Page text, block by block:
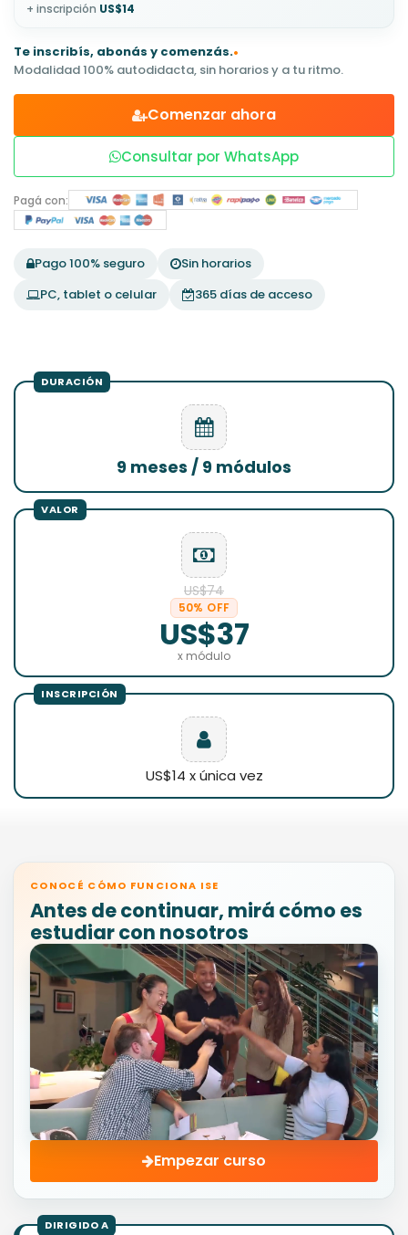
+ inscripción US$14
Te inscribís, abonás y comenzás.•
Modalidad 100% autodidacta, sin horarios y a tu ritmo.
Comenzar ahora
Consultar por WhatsApp
Pagá con:
Pago 100% seguro
Sin horarios
PC, tablet o celular
365 días de acceso
9 meses / 9 módulos
US$74
50% OFF
US$37
x módulo
US$14 x única vez
CONOCÉ CÓMO FUNCIONA ISE
Antes de continuar, mirá cómo es
estudiar con nosotros
Empezar curso